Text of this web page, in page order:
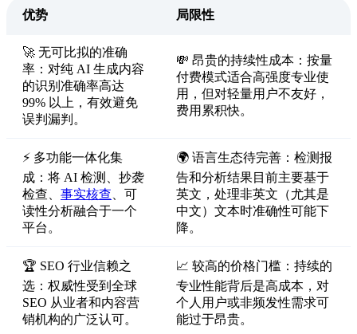
优势 局限性
🚀 无可比拟的准确
率：对纯 AI 生成内容
的识别准确率高达
99% 以上，有效避免
误判漏判。
💸 昂贵的持续性成本：按量
付费模式适合高强度专业使
用，但对轻量用户不友好，
费用累积快。
⚡ 多功能一体化集
成：将 AI 检测、抄袭
检查、 事实核查 、可
读性分析融合于一个
平台。
🌍 语言生态待完善：检测报
告和分析结果目前主要基于
英文，处理非英文（尤其是
中文）文本时准确性可能下
降。
🏆 SEO 行业信赖之
选：权威性受到全球
SEO 从业者和内容营
销机构的广泛认可。
📈 较高的价格门槛：持续的
专业性能背后是高成本，对
个人用户或非频发性需求可
能过于昂贵。